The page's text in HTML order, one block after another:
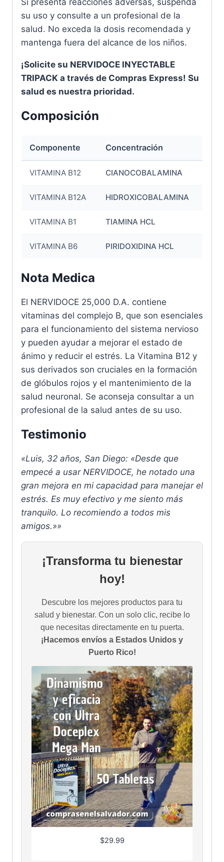
su uso y consulte a un profesional de la
salud. No exceda la dosis recomendada y
mantenga fuera del alcance de los niños.
¡Solicite su NERVIDOCE INYECTABLE
TRIPACK a través de Compras Express! Su
salud es nuestra prioridad.
Composición
Componente Concentración
VITAMINA B12 CIANOCOBALAMINA
VITAMINA B12A HIDROXICOBALAMINA
VITAMINA B1 TIAMINA HCL
VITAMINA B6 PIRIDOXIDINA HCL
Nota Medica
El NERVIDOCE 25,000 D.A. contiene
vitaminas del complejo B, que son esenciales
para el funcionamiento del sistema nervioso
y pueden ayudar a mejorar el estado de
ánimo y reducir el estrés. La Vitamina B12 y
sus derivados son cruciales en la formación
de glóbulos rojos y el mantenimiento de la
salud neuronal. Se aconseja consultar a un
profesional de la salud antes de su uso.
Testimonio
«Luis, 32 años, San Diego: «Desde que
empecé a usar NERVIDOCE, he notado una
gran mejora en mi capacidad para manejar el
estrés. Es muy efectivo y me siento más
tranquilo. Lo recomiendo a todos mis
amigos.»»
¡Transforma tu bienestar
hoy!
Descubre los mejores productos para tu
salud y bienestar. Con un solo clic, recibe lo
que necesitas directamente en tu puerta.
¡Hacemos envíos a Estados Unidos y
Puerto Rico!
$29.99